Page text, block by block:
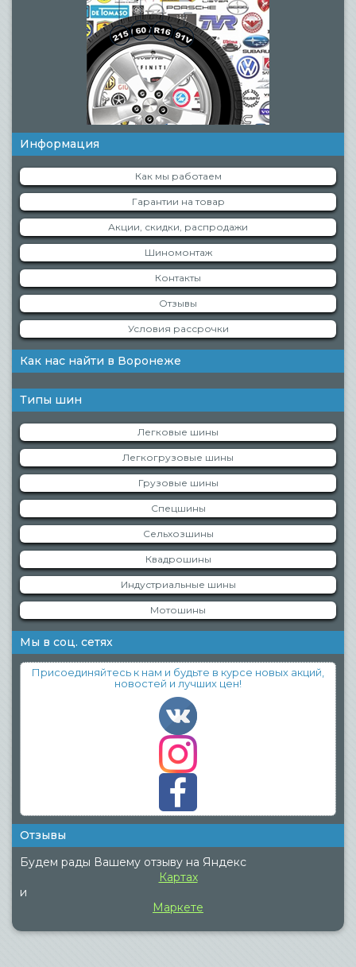
Информация
Как мы работаем
Гарантии на товар
Акции, скидки, распродажи
Шиномонтаж
Контакты
Отзывы
Условия рассрочки
Как нас найти в Воронеже
Типы шин
Легковые шины
Легкогрузовые шины
Грузовые шины
Спецшины
Сельхозшины
Квадрошины
Индустриальные шины
Мотошины
Мы в соц. сетях
Присоединяйтесь к нам и будьте в курсе новых акций,
новостей и лучших цен!
Отзывы
Будем рады Вашему отзыву на Яндекс
Картах
и
Маркете